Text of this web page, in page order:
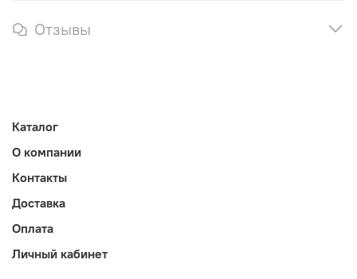
Отзывы
Каталог
О компании
Контакты
Доставка
Оплата
Личный кабинет